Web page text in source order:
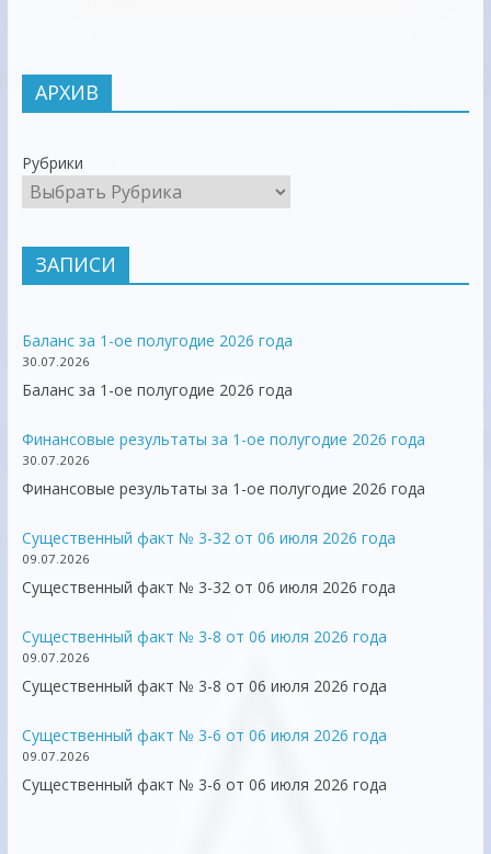
АРХИВ
Рубрики
ЗАПИСИ
Баланс за 1-ое полугодие 2026 года
30.07.2026
Баланс за 1-ое полугодие 2026 года
Финансовые результаты за 1-ое полугодие 2026 года
30.07.2026
Финансовые результаты за 1-ое полугодие 2026 года
Существенный факт № 3-32 от 06 июля 2026 года
09.07.2026
Существенный факт № 3-32 от 06 июля 2026 года
Существенный факт № 3-8 от 06 июля 2026 года
09.07.2026
Существенный факт № 3-8 от 06 июля 2026 года
Существенный факт № 3-6 от 06 июля 2026 года
09.07.2026
Существенный факт № 3-6 от 06 июля 2026 года